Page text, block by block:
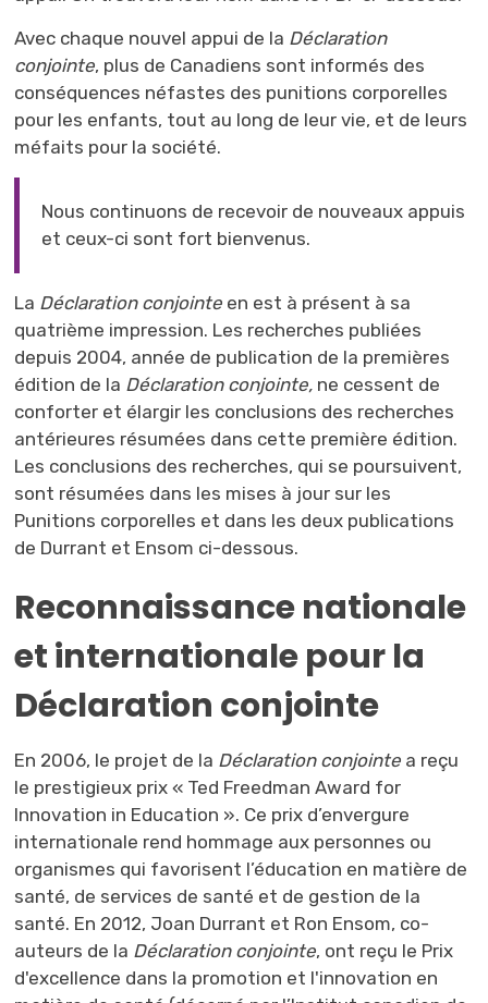
Avec chaque nouvel appui de la Déclaration
conjointe, plus de Canadiens sont informés des
conséquences néfastes des punitions corporelles
pour les enfants, tout au long de leur vie, et de leurs
méfaits pour la société.
Nous continuons de recevoir de nouveaux appuis
et ceux-ci sont fort bienvenus.
La Déclaration conjointe en est à présent à sa
quatrième impression. Les recherches publiées
depuis 2004, année de publication de la premières
édition de la Déclaration conjointe, ne cessent de
conforter et élargir les conclusions des recherches
antérieures résumées dans cette première édition.
Les conclusions des recherches, qui se poursuivent,
sont résumées dans les mises à jour sur les
Punitions corporelles et dans les deux publications
de Durrant et Ensom ci-dessous.
Reconnaissance nationale
et internationale pour la
Déclaration conjointe
En 2006, le projet de la Déclaration conjointe a reçu
le prestigieux prix « Ted Freedman Award for
Innovation in Education ». Ce prix d’envergure
internationale rend hommage aux personnes ou
organismes qui favorisent l’éducation en matière de
santé, de services de santé et de gestion de la
santé. En 2012, Joan Durrant et Ron Ensom, co-
auteurs de la Déclaration conjointe, ont reçu le Prix
d'excellence dans la promotion et l'innovation en